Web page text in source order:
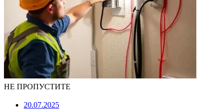
НЕ ПРОПУСТИТЕ
20.07.2025